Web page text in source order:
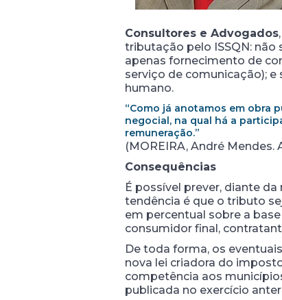
Consultores e Advogados
tributação pelo ISSQN:
apenas fornecimento de
serviço de comunicação);
humano.
“Como já anotamos em obra
negocial, na qual há a
remuneração.”
(MOREIRA, André Mendes.
Consequências
É possível prever, diante
tendência é que o tributo
em percentual sobre a
consumidor final,
De toda forma, os
nova lei criadora do
competência aos
publicada no exercício